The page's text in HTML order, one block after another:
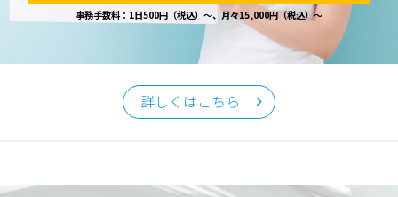
当社の「個人情報の取扱い」に関するお問い合わせは、下記
クロムオート
〒002-0865 札幌市北区屯田町740
TEL／011-790-7766FAX／011-790-6818
E-mail：info@chromeauto.co.jp
事務手数料：1日500円（税込）～、月々15,000円（税込）～
詳しくはこちら